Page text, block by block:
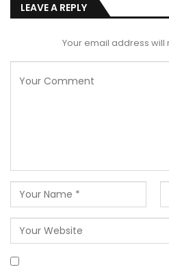
LEAVE A REPLY
Your email address will